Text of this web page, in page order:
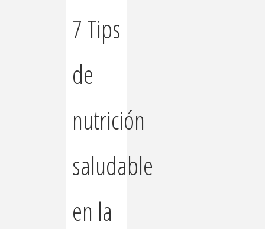
7 Tips
de
nutrición
saludable
en la